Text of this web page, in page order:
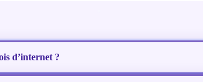
d’internet ?